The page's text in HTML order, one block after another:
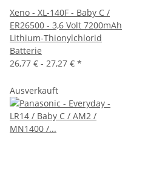
Xeno - XL-140F - Baby C /
ER26500 - 3,6 Volt 7200mAh
Lithium-Thionylchlorid
Batterie
26,77 € - 27,27 € *
Ausverkauft